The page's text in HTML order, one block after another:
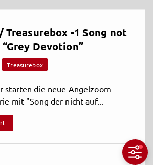
Treasurebox -1 Song not
Devotion”
Treasurebox
starten die neue Angelzoom
mit "Song der nicht auf...